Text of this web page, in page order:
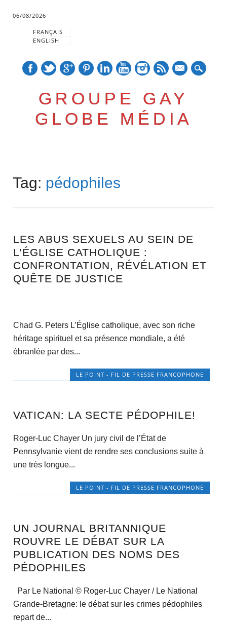
06/08/2026
FRANÇAIS
ENGLISH
GROUPE GAY
GLOBE MÉDIA
Main menu
content
Tag: pédophiles
LES ABUS SEXUELS AU SEIN DE
L’ÉGLISE CATHOLIQUE :
CONFRONTATION, RÉVÉLATION ET
QUÊTE DE JUSTICE
Chad G. Peters L’Église catholique, avec son riche
héritage spirituel et sa présence mondiale, a été
ébranlée par des...
LE POINT - FIL DE PRESSE FRANCOPHONE
VATICAN: LA SECTE PÉDOPHILE!
Roger-Luc Chayer Un jury civil de l’État de
Pennsylvanie vient de rendre ses conclusions suite à
une très longue...
LE POINT - FIL DE PRESSE FRANCOPHONE
UN JOURNAL BRITANNIQUE
ROUVRE LE DÉBAT SUR LA
PUBLICATION DES NOMS DES
PÉDOPHILES
Par Le National © Roger-Luc Chayer / Le National
Grande-Bretagne: le débat sur les crimes pédophiles
repart de...